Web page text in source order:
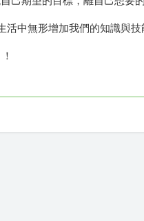
中無形增加我們的知識與技